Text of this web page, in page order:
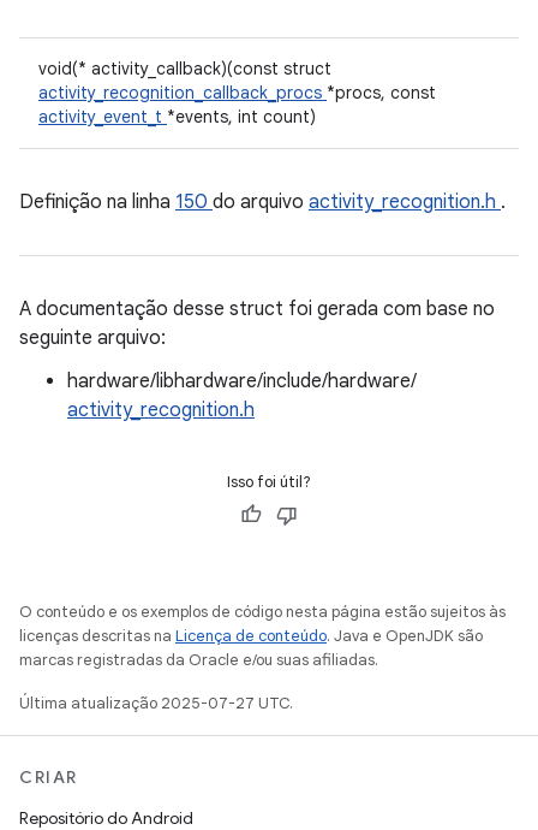
void(* activity_callback)(const struct
activity_recognition_callback_procs *procs, const
activity_event_t *events, int count)
Definição na linha 150 do arquivo activity_recognition.h .
A documentação desse struct foi gerada com base no
seguinte arquivo:
hardware/libhardware/include/hardware/
activity_recognition.h
Isso foi útil?
O conteúdo e os exemplos de código nesta página estão sujeitos às
licenças descritas na Licença de conteúdo. Java e OpenJDK são
marcas registradas da Oracle e/ou suas afiliadas.
Última atualização 2025-07-27 UTC.
CRIAR
Repositório do Android